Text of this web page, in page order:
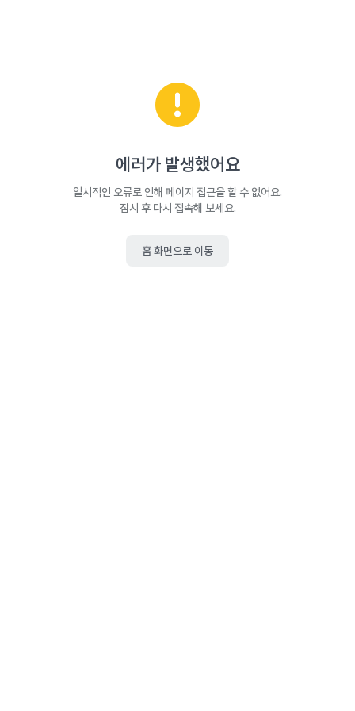
에러가 발생했어요
일시적인 오류로 인해 페이지 접근을 할 수 없어요.
잠시 후 다시 접속해 보세요.
홈 화면으로 이동